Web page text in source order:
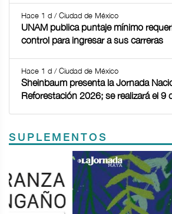
Hace 1 d / Ciudad de México
UNAM publica puntaje mínimo
control para ingresar a sus carreras
Hace 1 d / Ciudad de México
Sheinbaum presenta la Jornada
Reforestación 2026; se realizará el 9
SUPLEMENTOS